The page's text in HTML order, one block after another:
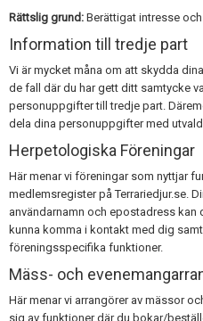
Rättslig grund: Berättigat intresse
Information till tredje part
Vi är mycket måna om att skydda
de fall där du har gett ditt samtycke
personuppgifter till tredje part.
dela dina personuppgifter med
Herpetologiska Föreningar
Här menar vi föreningar som nyttjar
medlemsregister på Terrariedjur.se.
användarnamn och epostadress
kunna komma i kontakt med dig
föreningsspecifika funktioner.
Mäss- och
Här menar vi arrangörer av mässor
sig av funktioner där du bokar/